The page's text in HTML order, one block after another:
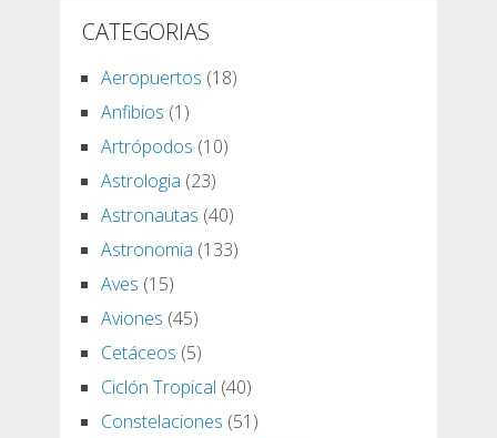
CATEGORIAS
Aeropuertos (18)
Anfibios (1)
Artrópodos (10)
Astrologia (23)
Astronautas (40)
Astronomia (133)
Aves (15)
Aviones (45)
Cetáceos (5)
Ciclón Tropical (40)
Constelaciones (51)